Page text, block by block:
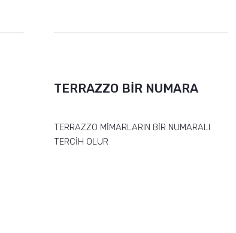
TERRAZZO BİR NUMARA
TERRAZZO MİMARLARIN BİR NUMARALI
TERCİH OLUR